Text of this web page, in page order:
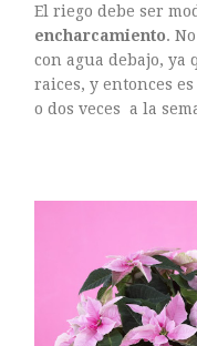
ASTILBE, EL SUEÑO DE
Astilbe, las flores que
RANUNCULOS,
El riego debe ser
encharcamiento.
con agua debajo, ya
raices, y entonces
o dos veces a la